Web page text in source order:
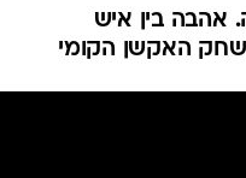
אהבה בין איש
האקשן הקומי